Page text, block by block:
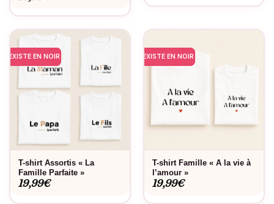
EXISTE EN NOIR
T-shirt Assortis « La
Famille Parfaite »
19,99€
EXISTE EN NOIR
T-shirt Famille « A la vie à
l’amour »
19,99€